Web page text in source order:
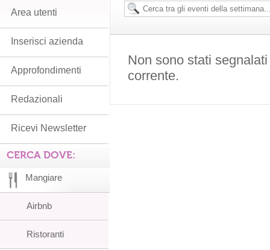
Non sono stati
corrente.
Area utenti
Inserisci azienda
Approfondimenti
Redazionali
Ricevi Newsletter
CERCA DOVE:
Mangiare
Airbnb
Ristoranti